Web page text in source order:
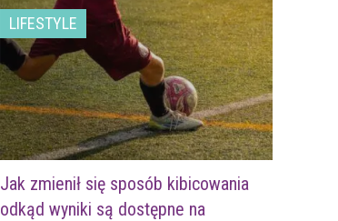
LIFESTYLE
Jak zmienił się sposób kibicowania
odkąd wyniki są dostępne na